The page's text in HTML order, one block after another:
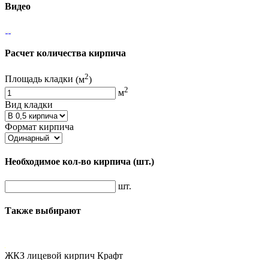
Видео
Расчет количества кирпича
Площадь кладки (м2)
м2
Вид кладки
Формат кирпича
Необходимое кол-во кирпича (шт.)
шт.
Также выбирают
ЖКЗ лицевой кирпич Крафт